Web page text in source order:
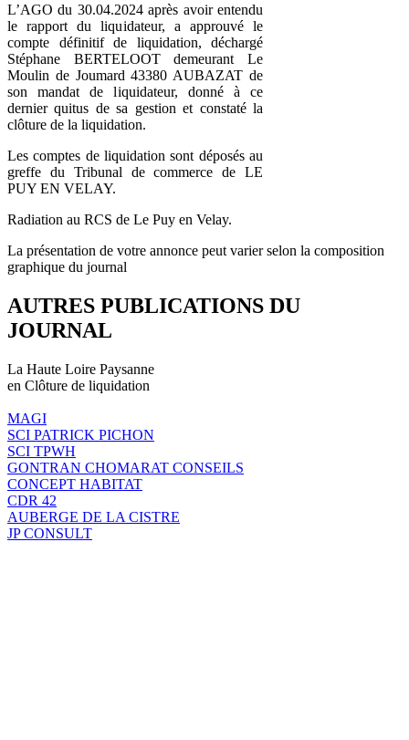
L’AGO du 30.04.2024 après avoir entendu
le rapport du liquidateur, a approuvé le
compte définitif de liquidation, déchargé
Stéphane BERTELOOT demeurant Le
Moulin de Joumard 43380 AUBAZAT de
son mandat de liquidateur, donné à ce
dernier quitus de sa gestion et constaté la
clôture de la liquidation.
Les comptes de liquidation sont déposés au
greffe du Tribunal de commerce de LE
PUY EN VELAY.
Radiation au RCS de Le Puy en Velay.
La présentation de votre annonce peut varier selon la composition
graphique du journal
AUTRES PUBLICATIONS DU
JOURNAL
La Haute Loire Paysanne
en Clôture de liquidation
MAGI
SCI PATRICK PICHON
SCI TPWH
GONTRAN CHOMARAT CONSEILS
CONCEPT HABITAT
CDR 42
AUBERGE DE LA CISTRE
JP CONSULT